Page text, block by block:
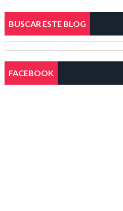
BUSCAR ESTE BLOG
FACEBOOK